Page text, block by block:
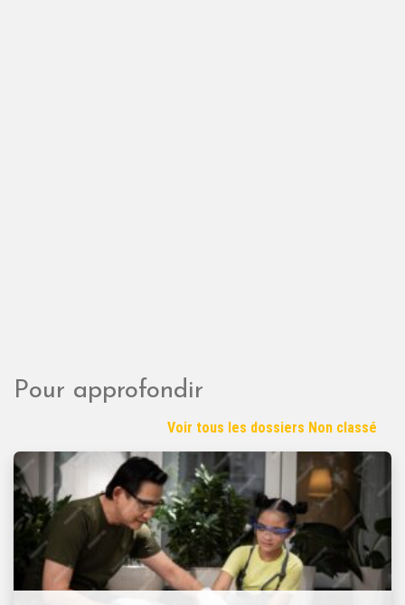
Pour approfondir
Voir tous les dossiers Non classé